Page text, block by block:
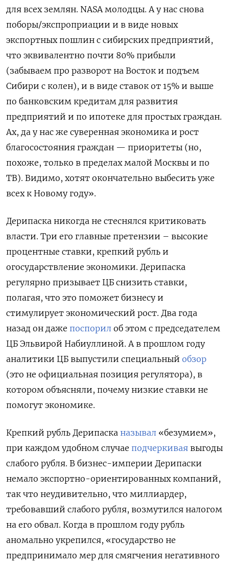
для всех землян. NASA молодцы. А у нас снова
поборы/экспроприации и в виде новых
экспортных пошлин с сибирских предприятий,
что эквивалентно почти 80% прибыли
(забываем про разворот на Восток и подъем
Сибири с колен), и в виде ставок от 15% и выше
по банковским кредитам для развития
предприятий и по ипотеке для простых граждан.
Ах, да у нас же суверенная экономика и рост
благосостояния граждан — приоритеты (но,
похоже, только в пределах малой Москвы и по
ТВ). Видимо, хотят окончательно выбесить уже
всех к Новому году».
Дерипаска никогда не стеснялся критиковать
власти. Три его главные претензии – высокие
процентные ставки, крепкий рубль и
огосударствление экономики. Дерипаска
регулярно призывает ЦБ снизить ставки,
полагая, что это поможет бизнесу и
стимулирует экономический рост. Два года
назад он даже поспорил об этом с председателем
ЦБ Эльвирой Набиуллиной. А в прошлом году
аналитики ЦБ выпустили специальный обзор
(это не официальная позиция регулятора), в
котором объясняли, почему низкие ставки не
помогут экономике.
Крепкий рубль Дерипаска называл «безумием»,
при каждом удобном случае подчеркивая выгоды
слабого рубля. В бизнес-империи Дерипаски
немало экспортно-ориентированных компаний,
так что неудивительно, что миллиардер,
требовавший слабого рубля, возмутился налогом
на его обвал. Когда в прошлом году рубль
аномально укрепился, «государство не
предпринимало мер для смягчения негативного